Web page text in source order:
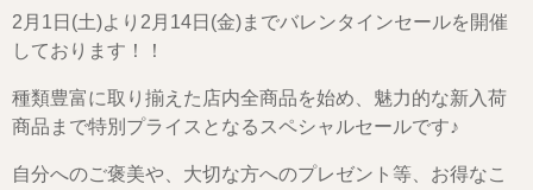
2月1日(土)より2月14日(金)までバレンタインセールを開催
しております！！
種類豊富に取り揃えた店内全商品を始め、魅力的な新入荷
商品まで特別プライスとなるスペシャルセールです♪
自分へのご褒美や、大切な方へのプレゼント等、お得なこ